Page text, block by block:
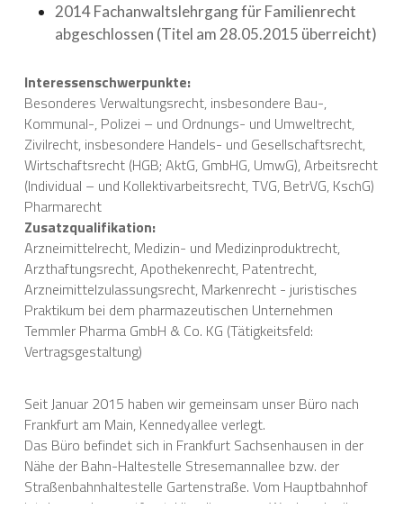
2014 Fachanwaltslehrgang für Familienrecht
abgeschlossen (Titel am 28.05.2015 überreicht)
Interessenschwerpunkte:
Besonderes Verwaltungsrecht, insbesondere Bau-,
Kommunal-, Polizei – und Ordnungs- und Umweltrecht,
Zivilrecht, insbesondere Handels- und Gesellschaftsrecht,
Wirtschaftsrecht (HGB; AktG, GmbHG, UmwG), Arbeitsrecht
(Individual – und Kollektivarbeitsrecht, TVG, BetrVG, KschG)
Pharmarecht
Zusatzqualifikation:
Arzneimittelrecht, Medizin- und Medizinproduktrecht,
Arzthaftungsrecht, Apothekenrecht, Patentrecht,
Arzneimittelzulassungsrecht, Markenrecht - juristisches
Praktikum bei dem pharmazeutischen Unternehmen
Temmler Pharma GmbH & Co. KG (Tätigkeitsfeld:
Vertragsgestaltung)
Seit Januar 2015 haben wir gemeinsam unser Büro nach
Frankfurt am Main, Kennedyallee verlegt.
Das Büro befindet sich in Frankfurt Sachsenhausen in der
Nähe der Bahn-Haltestelle Stresemannallee bzw. der
Straßenbahnhaltestelle Gartenstraße. Vom Hauptbahnhof
ist das nur kurz entfernt: Hier die genaue Wegbeschreibung.